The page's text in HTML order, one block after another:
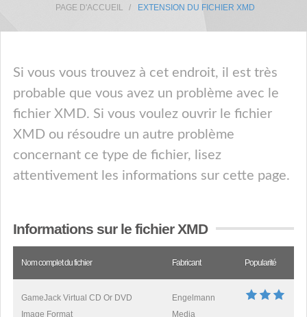
PAGE D'ACCUEIL EXTENSION DU FICHIER XMD
Si vous vous trouvez à cet endroit, il est très
probable que vous avez un problème avec le
fichier XMD. Si vous voulez ouvrir le fichier
XMD ou résoudre un autre problème
concernant ce type de fichier, lisez
attentivement les informations sur cette page.
Informations sur le fichier XMD
Nom complet du fichier Fabricant Popularité
GameJack Virtual CD Or DVD
Image Format
Engelmann
Media